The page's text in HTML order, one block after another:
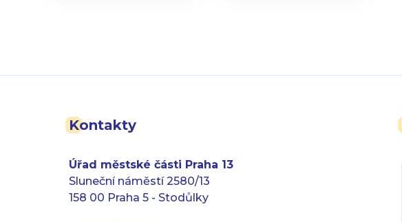
Kontakty
Úřad městské části Praha 13
Sluneční náměstí 2580/13
158 00 Praha 5 - Stodůlky